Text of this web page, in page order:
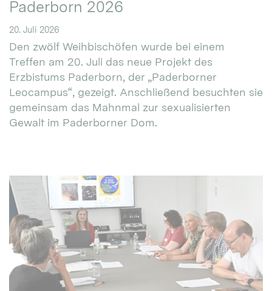
Paderborn 2026
20. Juli 2026
Den zwölf Weihbischöfen wurde bei einem
Treffen am 20. Juli das neue Projekt des
Erzbistums Paderborn, der „Paderborner
Leocampus“, gezeigt. Anschließend besuchten sie
gemeinsam das Mahnmal zur sexualisierten
Gewalt im Paderborner Dom.